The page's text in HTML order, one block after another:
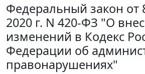
Федеральный закон от
2020 г. N 420-ФЗ "О
изменений в Кодекс
Федерации об
правонарушениях"